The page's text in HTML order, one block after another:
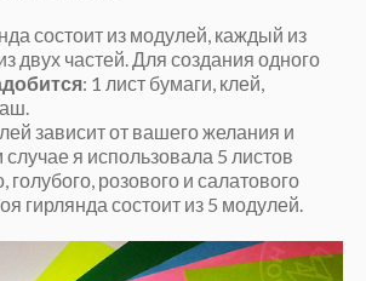
состоит из модулей, каждый из
двух частей. Для создания одного
: 1 лист бумаги, клей,
зависит от вашего желания и
я использовала 5 листов
голубого, розового и салатового
гирлянда состоит из 5 модулей.